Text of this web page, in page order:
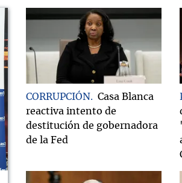
CORRUPCIÓN
Casa Blanca
reactiva intento de
destitución de gobernadora
de la Fed